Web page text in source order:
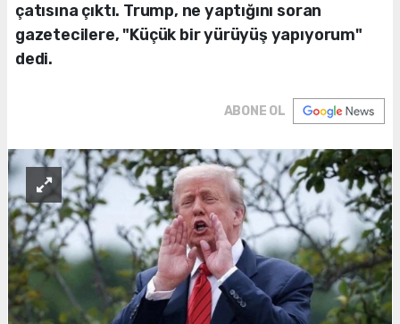
çatısına çıktı. Trump, ne yaptığını soran
gazetecilere, "Küçük bir yürüyüş yapıyorum"
dedi.
ABONE OL